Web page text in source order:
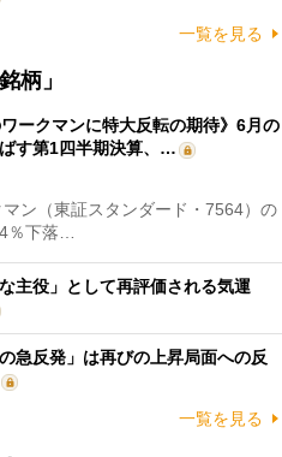
一覧を見る
柄」
ワークマンに特大反転の期待》6月の
す第1四半期決算、…
ン（東証スタンダード・7564）の
％下落…
主役」として再評価される気運
急反発」は再びの上昇局面への反
一覧を見る